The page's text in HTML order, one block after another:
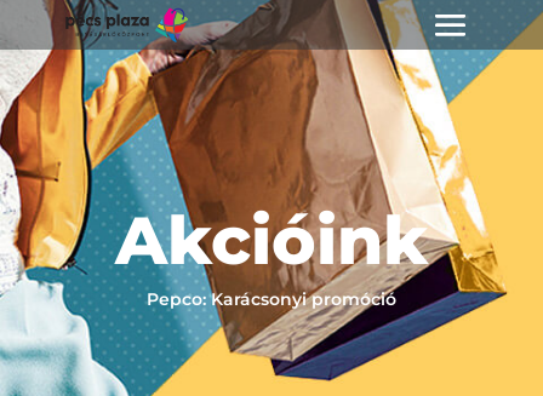
Akcióink
Pepco: Karácsonyi promóció